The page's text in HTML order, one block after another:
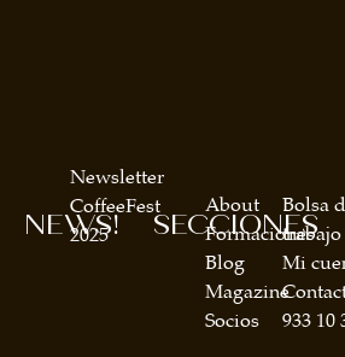
SECCIONES
About
Formaciones
Blog
Magazine
Socios
Bolsa
trabajo
Mi
933 10
NEWS!
Newsletter
CoffeeFest
2025